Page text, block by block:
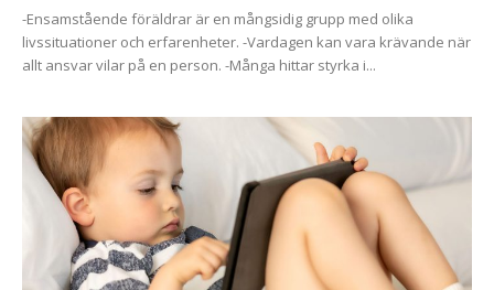
-Ensamstående föräldrar är en mångsidig grupp med olika
livssituationer och erfarenheter. -Vardagen kan vara krävande när
allt ansvar vilar på en person. -Många hittar styrka i...